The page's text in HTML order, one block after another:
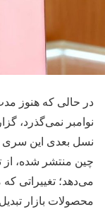
نوامبر نمی‌گذرد،
نسل بعدی این سری
می‌دهد؛ تغییراتی
محصولات بازار